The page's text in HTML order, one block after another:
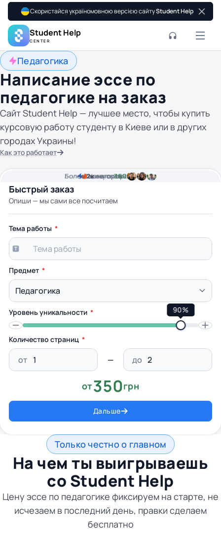
Скористайся україномовною версією сайтуStudent Help
Student Help
CENTER
Педагогика
Написание эссе по
педагогике на заказ
Сайт Student Help — лучшее место, чтобы купить
курсовую работу студенту в Киеве или в других
городах Украины!
Как это работает
Быстрый заказ
Опиши — мы сами все посчитаем
2минуты времени
Цена от350 грн
Более2кавторов
Тема работы
Предмет
Уровень уникальности 90%
Количество страниц
от до
от350грн
Дальше
Только честно о главном
На чем ты выигрываешь
со Student Help
Цену эссе по педагогике фиксируем на старте, не
исчезаем в последний день, правки сделаем
бесплатно